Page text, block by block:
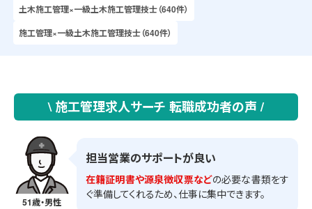
土木施工管理×一級土木施工管理技士（640件）
施工管理×一級土木施工管理技士（640件）
\ 施工管理求人サーチ 転職成功者の声 /
51歳・男性
担当営業のサポートが良い
在籍証明書や源泉徴収票などの必要な書類をす
ぐ準備してくれるため、仕事に集中できます。